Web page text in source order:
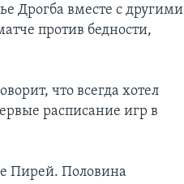
Дрогба вместе с другими
против бедности,
что всегда хотел
расписание игр в
Пирей. Половина